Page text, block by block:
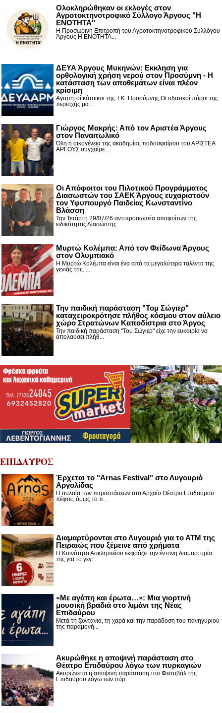
Ολοκληρώθηκαν οι εκλογές στον
Αγροτοκτηνοτροφικό Σύλλογο Άργους "Η
ΕΝΟΤΗΤΑ"
Η Προσωρινή Επιτροπή του Αγροτοκτηνοτροφικού Συλλόγου
Άργους Η ΕΝΟΤΗΤΑ...
ΔΕΥΑ Άργους Μυκηνών: Εκκληση για
ορθολογική χρήση νερού στον Προσύμνη - Η
κατάσταση των αποθεμάτων είναι πλέον
κρίσιμη
Αγαπητοί κάτοικοι της Τ.Κ. Προσύμνης,Οι υδατικοί πόροι της
περιοχής μα...
Γιώργος Μακρής: Από τον Αριστέα Άργους
στον Παναιτωλικό
Όλη η οικογένεια της ακαδημίας ποδοσφαίρου του ΑΡΙΣΤΕΑ
ΑΡΓΟΥΣ συγχαίρε...
Οι Απόφοιτοι του Πιλοτικού Προγράμματος
Διασωστών του ΣΑΕΚ Άργους ευχαριστούν
τον Υφυπουργό Παιδείας Κωνσταντίνο
Βλάσση
Την Τετάρτη 29/07/26 αντιπροσωπεία αποφοίτων της
ειδικότητας Διασώστης...
Μυρτώ Κολέμπα: Από τον Φείδωνα Άργους
στον Ολυμπιακό
Η Μυρτώ Κολέμπα είναι ένα από τα μεγαλύτερα ταλέντα της
γενιάς της. ...
Την παιδική παράσταση "Τομ Σώγιερ"
καταχειροκρότησε πλήθος κόσμου στον αύλειο
χώρο Στρατώνων Καποδίστρια στο Άργος
Την παιδική παράσταση "Τομ Σώγιερ" είχε την ευκαιρία να
απολαύσει πλήθ...
ΕΠΙΔΑΥΡΟΣ
Έρχεται το "Arnas Festival" στο Λυγουριό
Αργολίδας
Η αυλαία των παραστάσεων στο Αρχαίο Θέατρο Επιδαύρου
πέφτει, όμως το π...
Διαμαρτύρονται στο Λυγουριό για το ΑΤΜ της
Πειραιώς που ξέμεινε από χρήματα
Η Κοινότητα Ασκληπιείου εκφράζει την έντονη διαμαρτυρία
της για το γεγ...
«Με αγάπη και έρωτα…»: Μια γιορτινή
μουσική βραδιά στο λιμάνι της Νέας
Επιδαύρου
Μετά τη ζωντάνια, τη χαρά και την παράδοση του πανηγυριού
της παραμονή...
Ακυρώθηκε η αποψινή παράσταση στο
Θέατρο Επιδαύρου λόγω των πυρκαγιών
Ακυρώνεται η αποψινή παράσταση του Φεστιβάλ της
Επιδαύρου λόγω των πύρ...